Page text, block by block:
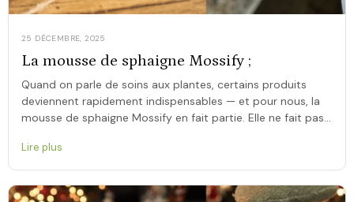
25 DÉCEMBRE, 2025
La mousse de sphaigne Mossify ;
Quand on parle de soins aux plantes, certains produits
deviennent rapidement indispensables — et pour nous, la
mousse de sphaigne Mossify en fait partie. Elle ne fait pas
Lire plus